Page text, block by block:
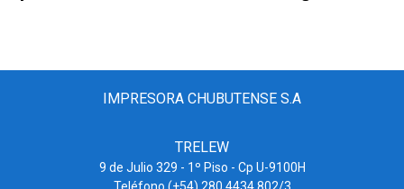
IMPRESORA CHUBUTENSE S.A
TRELEW
9 de Julio 329 - 1º Piso - Cp U-9100H
Teléfono (+54) 280 4434 802/3